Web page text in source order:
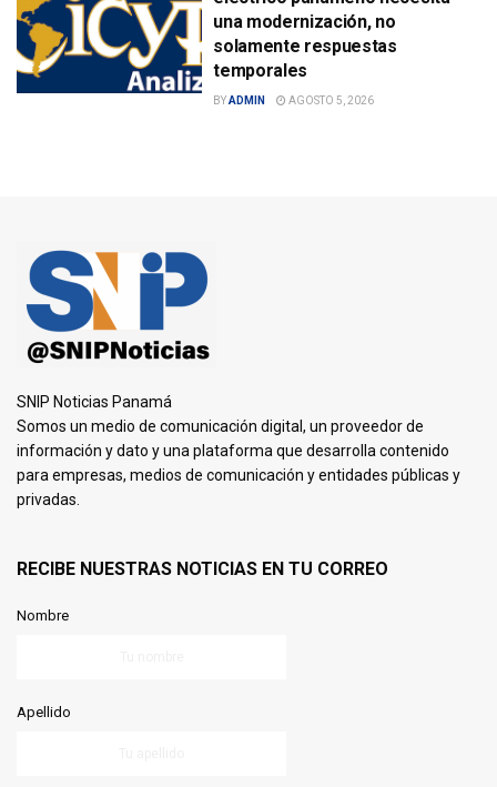
una modernización, no
solamente respuestas
temporales
BYADMIN AGOSTO 5, 2026
SNIP Noticias Panamá
Somos un medio de comunicación digital, un proveedor de
información y dato y una plataforma que desarrolla contenido
para empresas, medios de comunicación y entidades públicas y
privadas.
RECIBE NUESTRAS NOTICIAS EN TU CORREO
Nombre
Apellido